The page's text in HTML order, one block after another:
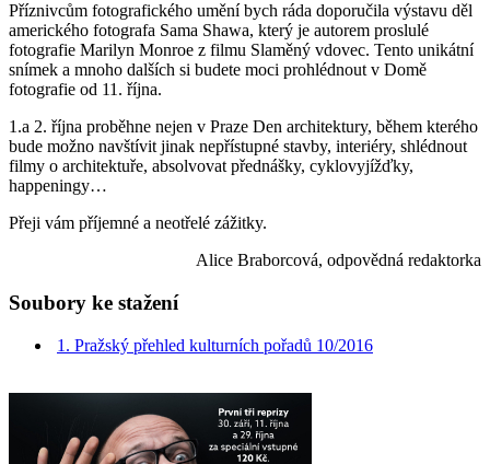
Příznivcům fotografického umění bych ráda doporučila výstavu děl
amerického fotografa Sama Shawa, který je autorem proslulé
fotografie Marilyn Monroe z filmu Slaměný vdovec. Tento unikátní
snímek a mnoho dalších si budete moci prohlédnout v Domě
fotografie od 11. října.
1.a 2. října proběhne nejen v Praze Den architektury, během kterého
bude možno navštívit jinak nepřístupné stavby, interiéry, shlédnout
filmy o architektuře, absolvovat přednášky, cyklovyjížďky,
happeningy…
Přeji vám příjemné a neotřelé zážitky.
Alice Braborcová, odpovědná redaktorka
Soubory ke stažení
1. Pražský přehled kulturních pořadů 10/2016